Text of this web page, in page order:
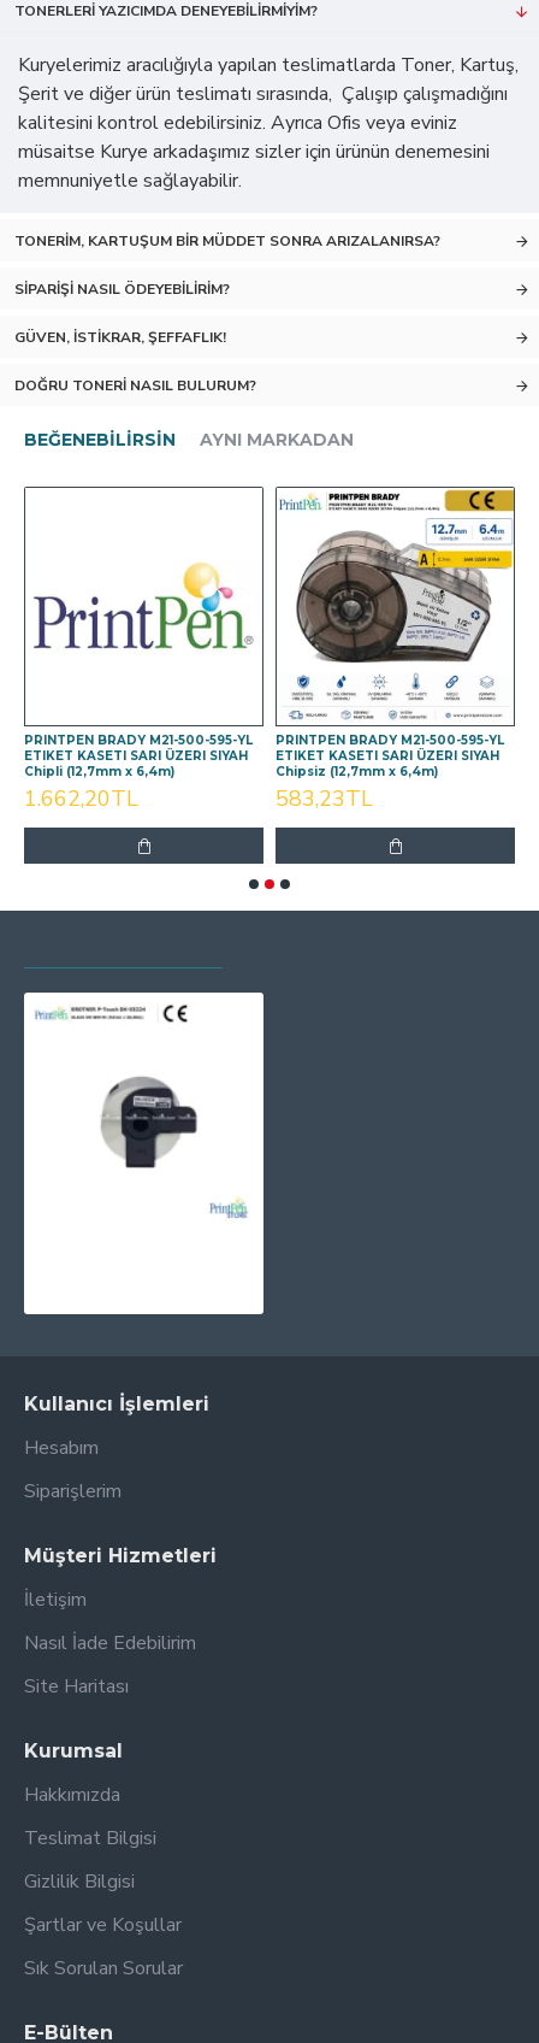
TONERLERI YAZICIMDA DENEYEBILIRMIYIM?
Kuryelerimiz aracılığıyla yapılan teslimatlarda Toner, Kartuş,
Şerit ve diğer ürün teslimatı sırasında, Çalışıp çalışmadığını
kalitesini kontrol edebilirsiniz. Ayrıca Ofis veya eviniz
müsaitse Kurye arkadaşımız sizler için ürünün denemesini
memnuniyetle sağlayabilir.
TONERIM, KARTUŞUM BIR MÜDDET SONRA ARIZALANIRSA?
SIPARIŞI NASIL ÖDEYEBILIRIM?
GÜVEN, İSTIKRAR, ŞEFFAFLIK!
DOĞRU TONERI NASIL BULURUM?
BEĞENEBILIRSIN AYNI MARKADAN
PRINTPEN BRADY M21-500-595-YL
ETIKET KASETI SARI ÜZERI SIYAH
Chipli (12,7mm x 6,4m)
1.662,20TL
PRINTPEN BRADY M21-500-595-YL
ETIKET KASETI SARI ÜZERI SIYAH
Chipsiz (12,7mm x 6,4m)
583,23TL
Kullanıcı İşlemleri
Hesabım
Siparişlerim
Müşteri Hizmetleri
İletişim
Nasıl İade Edebilirim
Site Haritası
Kurumsal
Hakkımızda
Teslimat Bilgisi
Gizlilik Bilgisi
Şartlar ve Koşullar
Sık Sorulan Sorular
E-Bülten